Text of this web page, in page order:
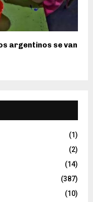
argentinos se van
(1)
(2)
(14)
(387)
(10)